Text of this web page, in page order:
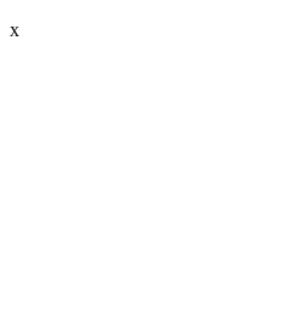
x